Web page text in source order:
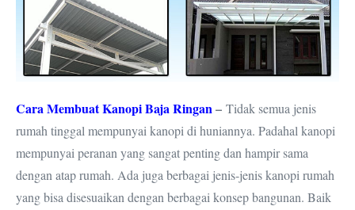
Cara Membuat Kanopi Baja Ringan– Tidak semua jenis
rumah tinggal mempunyai kanopi di huniannya. Padahal kanopi
mempunyai peranan yang sangat penting dan hampir sama
dengan atap rumah. Ada juga berbagai jenis-jenis kanopi rumah
yang bisa disesuaikan dengan berbagai konsep bangunan. Baik